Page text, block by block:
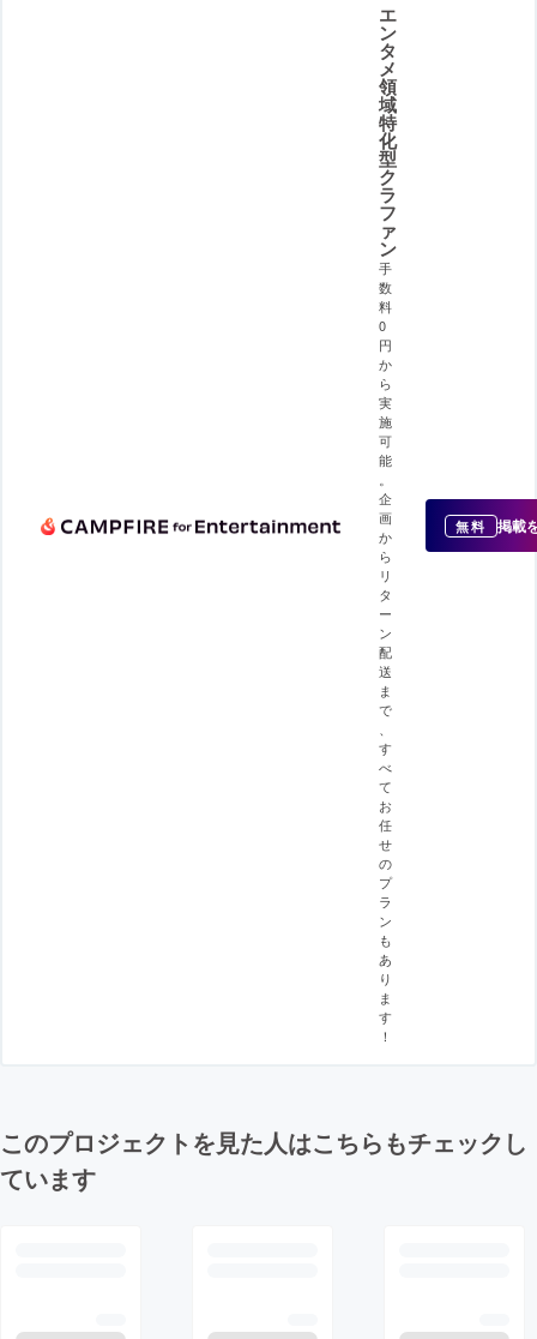
エ
ン
タ
メ
領
域
特
化
型
ク
ラ
フ
ァ
ン
手
数
料
0
円
か
ら
実
施
可
能
。
企
画
か
ら
リ
タ
ー
ン
配
送
ま
で
、
す
べ
て
お
任
せ
の
プ
ラ
ン
も
あ
り
ま
す
！
無料 掲載
このプロジェクトを見た人はこちらもチェックし
ています